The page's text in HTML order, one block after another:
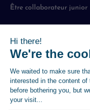
Être collaborateur junior